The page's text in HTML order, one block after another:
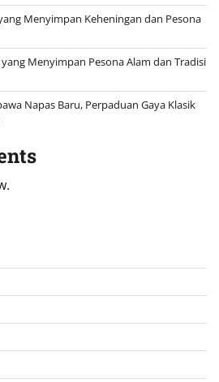
Menyimpan Keheningan dan Pesona
Menyimpan Pesona Alam dan Tradisi
Napas Baru, Perpaduan Gaya Klasik